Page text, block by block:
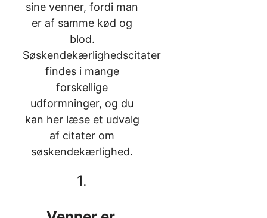
sine venner, fordi man
er af samme kød og
blod.
Søskendekærlighedscitater
findes i mange
forskellige
udformninger, og du
kan her læse et udvalg
af citater om
søskendekærlighed.
1.